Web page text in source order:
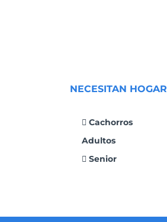
NECESITAN HOGAR
Cachorros
Adultos
Senior